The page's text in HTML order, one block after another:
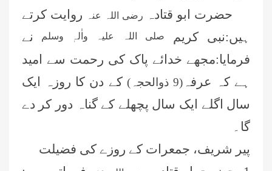
حضرت ابو قتادہ
رضی اللہ عنہ
روایت کرتے
ہیں:نبی کریم
صلی اللہ علیہ واٰلہٖ وسلم
نے
فرمایا:مجھے خدائے پاک کی رحمت سے امید
ہے کہ عرفہ(9 ذوالحجہ)
کے دن کا روزہ ایک
سال اگلے ایک سال پچھلے کے گناہ دور کر دے
گا۔
پیر شریف، جمعرات کے روزے کی فضیلت